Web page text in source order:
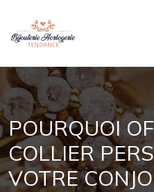
POURQUOI
COLLIER
VOTRE